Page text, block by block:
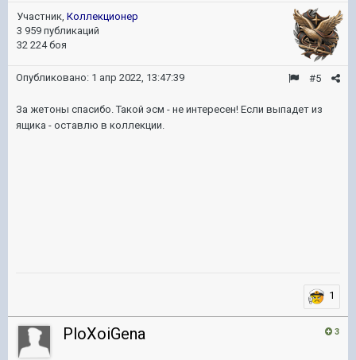
Участник, Коллекционер
3 959 публикаций
32 224 боя
#5
Опубликовано: 1 апр 2022, 13:47:39
За жетоны спасибо. Такой эсм - не интересен! Если выпадет из
ящика - оставлю в коллекции.
1
3
PloXoiGena